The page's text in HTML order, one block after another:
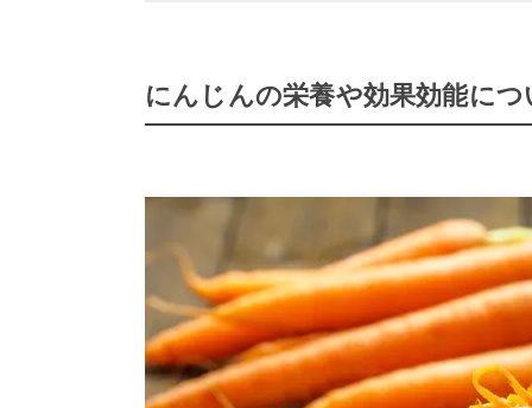
にんじんの栄養や効果効能につ